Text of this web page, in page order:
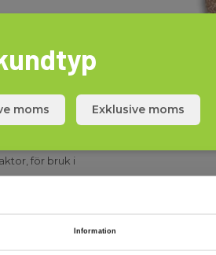
Information
för bruk i
moms Exklusive moms